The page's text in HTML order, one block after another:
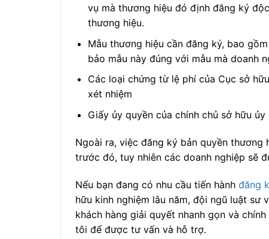
vụ mà thương hiệu đó định đăng ký
thương hiệu.
Mẫu thương hiệu cần đăng ký, bao
bảo mẫu này đúng với mẫu mà doanh
Các loại chứng từ lệ phí của Cục sở
xét nhiệm
Giấy ủy quyền của chính chủ sở hữu
Ngoài ra, việc đăng ký bản quyền
trước đó, tuy nhiên các doanh nghiệp sẽ
Nếu bạn đang có nhu cầu tiến hành đăng
hữu kinh nghiệm lâu năm, đội ngũ luật sư
khách hàng giải quyết nhanh gọn và
tôi để được tư vấn và hỗ trợ.